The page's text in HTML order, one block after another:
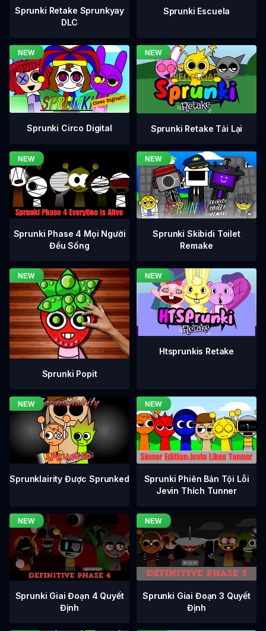
Sprunki Retake Sprunkyay
DLC
Sprunki Escuela
Sprunki Circo Digital Sprunki Retake Tải Lại
Sprunki Phase 4 Mọi Người
Đều Sống
Sprunki Skibidi Toilet
Remake
Sprunki Popit
Htsprunkis Retake
Sprunklairity Được Sprunked
Sprunki Phiên Bản Tội Lỗi
Jevin Thích Tunner
Sprunki Giai Đoạn 4 Quyết
Định
Sprunki Giai Đoạn 3 Quyết
Định